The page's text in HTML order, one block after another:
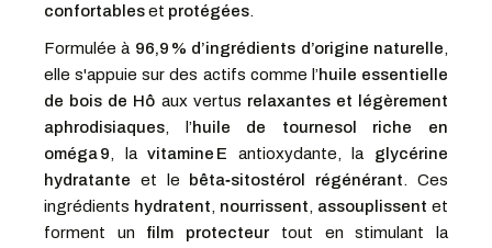
confortableset protégées
Formulée à 96,9 % d’ingrédients d’origine naturelle
elle s'appuie sur des actifs comme l’huile essentielle
de bois de Hô aux vertus relaxantes et légèrement
aphrodisiaques , l’huile de tournesol riche en
oméga 9 , lavitamine E antioxydante, la glycérine
hydratante et le bêta‑sitostérol régénérant . Ces
ingrédients hydratent nourrissent assouplissent et
forment un film protecteur tout en stimulant la